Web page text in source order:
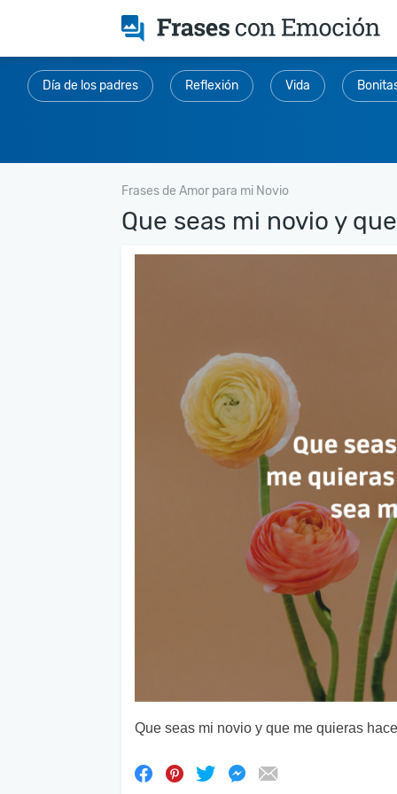
Día de los padres Reflexión Vida
Frases de Amor para mi Novio
Que seas mi novio y
Que seas mi novio y que me quieras